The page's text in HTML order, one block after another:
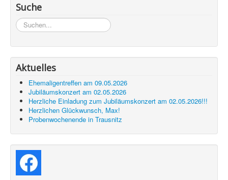
Suche
Suchen...
Aktuelles
Ehemaligentreffen am 09.05.2026
Jubiläumskonzert am 02.05.2026
Herzliche Einladung zum Jubiläumskonzert am 02.05.2026!!!
Herzlichen Glückwunsch, Max!
Probenwochenende in Trausnitz